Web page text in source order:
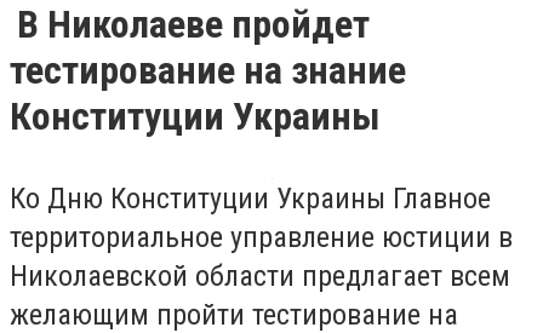
В Николаеве пройдет
тестирование на знание
Конституции Украины
Ко Дню Конституции Украины Главное
территориальное управление юстиции в
Николаевской области предлагает всем
желающим пройти тестирование на